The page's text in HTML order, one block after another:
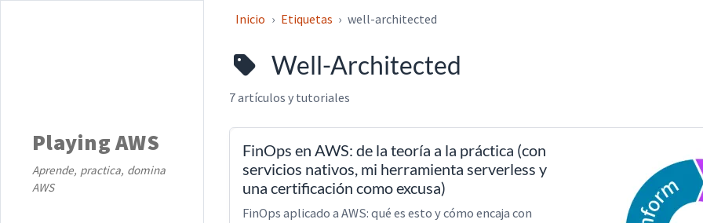
Playing AWS
Aprende, practica, domina
AWS
Inicio Etiquetas well-architected
Well-Architected
7 artículos y tutoriales
FinOps en AWS: de la teoría a la práctica (con
servicios nativos, mi herramienta serverless y
una certificación como excusa)
FinOps aplicado a AWS: qué es esto y cómo encaja con